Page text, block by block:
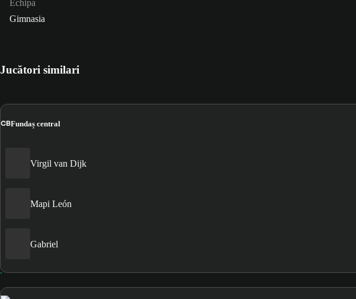
Echipa
Gimnasia
Jucători similari
CBFundaș central
Virgil van Dijk
Mapi León
Gabriel